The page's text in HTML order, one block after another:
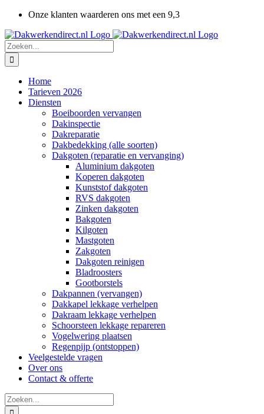
inhoud
Onze klanten waarderen ons met een 9,3
Zoeken
naar:
Home
Tarieven 2026
Diensten
Boeiboorden vervangen
Dakinspectie
Dakreparatie
Dakbedekking (alle soorten)
Dakgoten (reparatie en vervanging)
Aluminium dakgoten
Koperen dakgoten
Kunststof dakgoten
RVS dakgoten
Zinken dakgoten
Bakgoten
Kilgoten
Mastgoten
Zakgoten
Dakgoten reinigen
Bladroosters
Gootborstels
Dakpannen (vervangen)
Dakkapel lekkage verhelpen
Dakraam lekkage verhelpen
Schoorsteen lekkage repareren
Vogelwering plaatsen
Regenpijp (ontstoppen)
Veelgestelde vragen
Over ons
Contact & offerte
Zoeken
naar: